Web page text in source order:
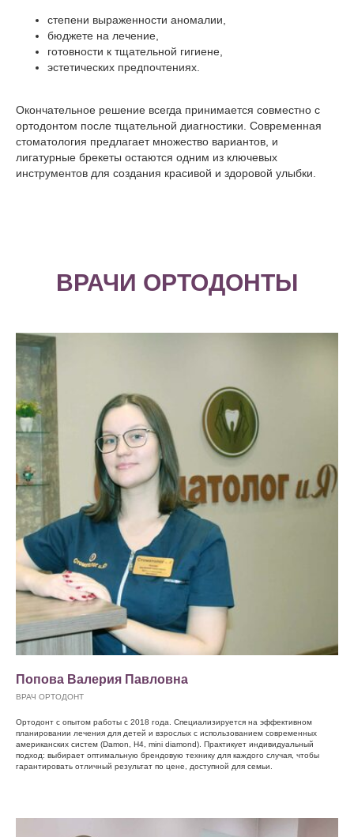
степени выраженности аномалии,
бюджете на лечение,
готовности к тщательной гигиене,
эстетических предпочтениях.
Окончательное решение всегда принимается совместно с
ортодонтом после тщательной диагностики. Современная
стоматология предлагает множество вариантов, и
лигатурные брекеты остаются одним из ключевых
инструментов для создания красивой и здоровой улыбки.
ВРАЧИ ОРТОДОНТЫ
Попова Валерия Павловна
ВРАЧ ОРТОДОНТ
Ортодонт с опытом работы с 2018 года. Специализируется на эффективном
планировании лечения для детей и взрослых с использованием современных
американских систем (Damon, H4, mini diamond). Практикует индивидуальный
подход: выбирает оптимальную брендовую технику для каждого случая, чтобы
гарантировать отличный результат по цене, доступной для семьи.